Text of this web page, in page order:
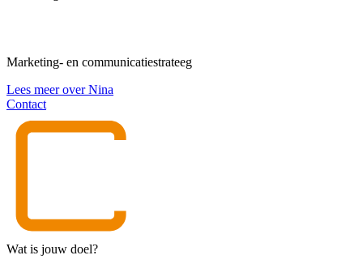
Marketing- en communicatiestrateeg
Lees meer over Nina
Contact
Wat is jouw doel?